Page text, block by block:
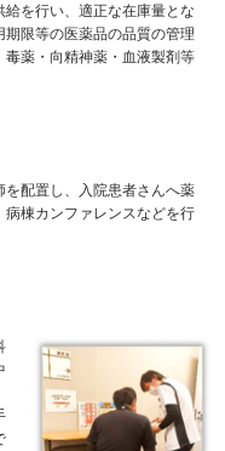
を行い、適正な在庫量とな
限等の医薬品の品質の管理
薬・向精神薬・血液製剤等
配置し、入院患者さんへ薬
棟カンファレンスなどを行